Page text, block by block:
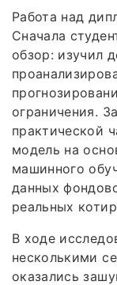
Работа над
Сначала
обзор: изучил
ограничения.
практической
модель на
машинного
данных
реальных
В ходе
несколькими
оказались